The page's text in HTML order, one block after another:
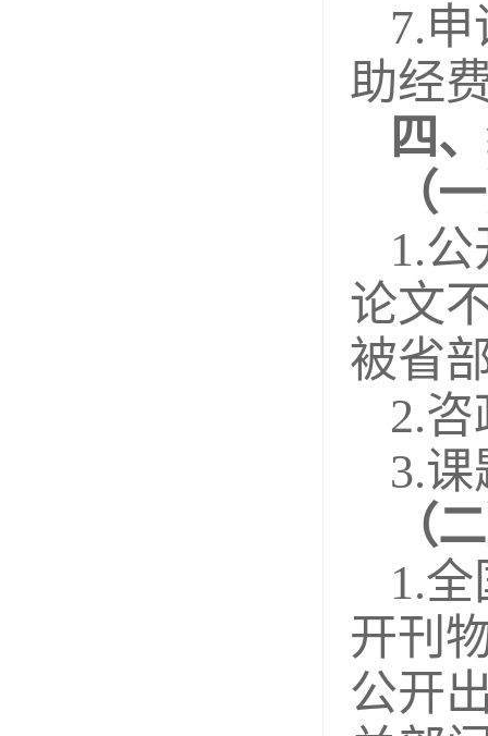
7.
助经
四
（
1.
论文
被省
2.
3.
（
1.
开刊
公开